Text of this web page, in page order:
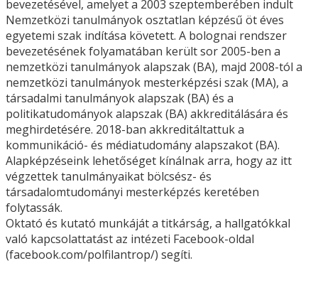
bevezetésével, amelyet a 2003 szeptemberében indult
Nemzetközi tanulmányok osztatlan képzésű öt éves
egyetemi szak indítása követett. A bolognai rendszer
bevezetésének folyamatában került sor 2005-ben a
nemzetközi tanulmányok alapszak (BA), majd 2008-tól a
nemzetközi tanulmányok mesterképzési szak (MA), a
társadalmi tanulmányok alapszak (BA) és a
politikatudományok alapszak (BA) akkreditálására és
meghirdetésére. 2018-ban akkreditáltattuk a
kommunikáció- és médiatudomány alapszakot (BA).
Alapképzéseink lehetőséget kínálnak arra, hogy az itt
végzettek tanulmányaikat bölcsész- és
társadalomtudományi mesterképzés keretében
folytassák.
Oktató és kutató munkáját a titkárság, a hallgatókkal
való kapcsolattatást az intézeti Facebook-oldal
(facebook.com/polfilantrop/) segíti.